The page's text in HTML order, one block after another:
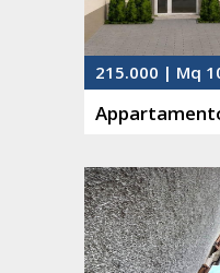
215.000 | Mq